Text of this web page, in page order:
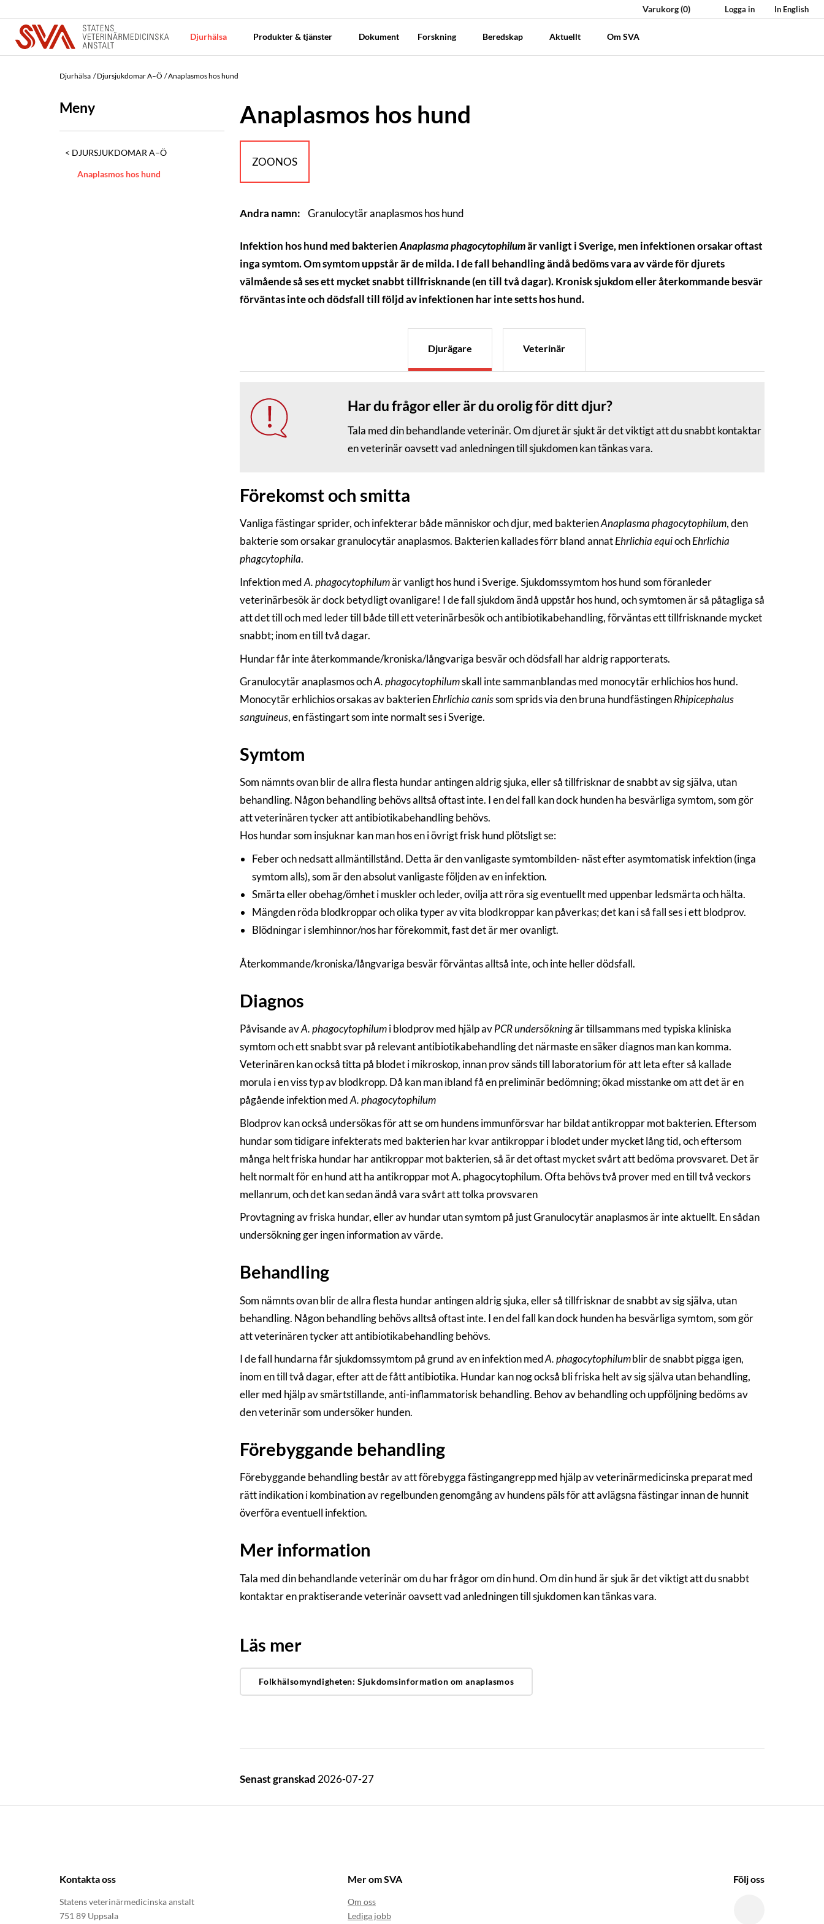
Varukorg(0) Logga in In English
Djurhälsa Produkter & tjänster Dokument Forskning Beredskap Aktuellt Om SVA
Djurhälsa Djursjukdomar A–Ö Anaplasmos hos hund
Meny
DJURSJUKDOMAR A–Ö
Anaplasmos hos hund
Anaplasmos hos hund
ZOONOS
Andra namn: Granulocytär anaplasmos hos hund
Infektion hos hund med bakterienAnaplasma phagocytophilumär vanligt i Sverige, men infektionen orsakar oftast
inga symtom. Om symtom uppstår är de milda. I de fall behandling ändå bedöms vara av värde för djurets
välmående så ses ett mycket snabbt tillfrisknande (en till två dagar). Kronisk sjukdom eller återkommande besvär
förväntas inte och dödsfall till följd av infektionen har inte setts hos hund.
Djurägare Veterinär
Har du frågor eller är du orolig för ditt djur?
Tala med din behandlande veterinär. Om djuret är sjukt är det viktigt att du snabbt kontaktar
en veterinär oavsett vad anledningen till sjukdomen kan tänkas vara.
Förekomst och smitta
Vanliga fästingar sprider, och infekterar både människor och djur, med bakterienAnaplasma phagocytophilum, den
bakterie som orsakar granulocytär anaplasmos. Bakterien kallades förr bland annatEhrlichia equiochEhrlichia
phagcytophila.
Infektion medA. phagocytophilumär vanligt hos hund i Sverige. Sjukdomssymtom hos hund som föranleder
veterinärbesök är dock betydligt ovanligare! I de fall sjukdom ändå uppstår hos hund, och symtomen är så påtagliga så
att det till och med leder till både till ett veterinärbesök och antibiotikabehandling, förväntas ett tillfrisknande mycket
snabbt; inom en till två dagar.
Hundar får inte återkommande/kroniska/långvariga besvär och dödsfall har aldrig rapporterats.
Granulocytär anaplasmos ochA. phagocytophilumskall inte sammanblandas med monocytär erhlichios hos hund.
Monocytär erhlichios orsakas av bakterienEhrlichia canissom sprids via den bruna hundfästingenRhipicephalus
sanguineus, en fästingart som inte normalt ses i Sverige.
Symtom
Som nämnts ovan blir de allra flesta hundar antingen aldrig sjuka, eller så tillfrisknar de snabbt av sig själva, utan
behandling. Någon behandling behövs alltså oftast inte. I en del fall kan dock hunden ha besvärliga symtom, som gör
att veterinären tycker att antibiotikabehandling behövs.
Hos hundar som insjuknar kan man hos en i övrigt frisk hund plötsligt se:
Feber och nedsatt allmäntillstånd. Detta är den vanligaste symtombilden- näst efter asymtomatisk infektion (inga
symtom alls), som är den absolut vanligaste följden av en infektion.
Smärta eller obehag/ömhet i muskler och leder, ovilja att röra sig eventuellt med uppenbar ledsmärta och hälta.
Mängden röda blodkroppar och olika typer av vita blodkroppar kan påverkas; det kan i så fall ses i ett blodprov.
Blödningar i slemhinnor/nos har förekommit, fast det är mer ovanligt.
Återkommande/kroniska/långvariga besvär förväntas alltså inte, och inte heller dödsfall.
Diagnos
Påvisande avA. phagocytophilumi blodprov med hjälp avPCR undersökningär tillsammans med typiska kliniska
symtom och ett snabbt svar på relevant antibiotikabehandling det närmaste en säker diagnos man kan komma.
Veterinären kan också titta på blodet i mikroskop, innan prov sänds till laboratorium för att leta efter så kallade
morula i en viss typ av blodkropp. Då kan man ibland få en preliminär bedömning; ökad misstanke om att det är en
pågående infektion medA. phagocytophilum
Blodprov kan också undersökas för att se om hundens immunförsvar har bildat antikroppar mot bakterien. Eftersom
hundar som tidigare infekterats med bakterien har kvar antikroppar i blodet under mycket lång tid, och eftersom
många helt friska hundar har antikroppar mot bakterien, så är det oftast mycket svårt att bedöma provsvaret. Det är
helt normalt för en hund att ha antikroppar mot A. phagocytophilum. Ofta behövs två prover med en till två veckors
mellanrum, och det kan sedan ändå vara svårt att tolka provsvaren
Provtagning av friska hundar, eller av hundar utan symtom på just Granulocytär anaplasmos är inte aktuellt. En sådan
undersökning ger ingen information av värde.
Behandling
Som nämnts ovan blir de allra flesta hundar antingen aldrig sjuka, eller så tillfrisknar de snabbt av sig själva, utan
behandling. Någon behandling behövs alltså oftast inte. I en del fall kan dock hunden ha besvärliga symtom, som gör
att veterinären tycker att antibiotikabehandling behövs.
I de fall hundarna får sjukdomssymtom på grund av en infektion medA. phagocytophilumblir de snabbt pigga igen,
inom en till två dagar, efter att de fått antibiotika. Hundar kan nog också bli friska helt av sig själva utan behandling,
eller med hjälp av smärtstillande, anti-inflammatorisk behandling. Behov av behandling och uppföljning bedöms av
den veterinär som undersöker hunden.
Förebyggande behandling
Förebyggande behandling består av att förebygga fästingangrepp med hjälp av veterinärmedicinska preparat med
rätt indikation i kombination av regelbunden genomgång av hundens päls för att avlägsna fästingar innan de hunnit
överföra eventuell infektion.
Mer information
Tala med din behandlande veterinär om du har frågor om din hund. Om din hund är sjuk är det viktigt att du snabbt
kontaktar en praktiserande veterinär oavsett vad anledningen till sjukdomen kan tänkas vara.
Läs mer
Folkhälsomyndigheten: Sjukdomsinformation om anaplasmos
Senast granskad 2026-07-27
Kontakta oss
Statens veterinärmedicinska anstalt
751 89 Uppsala
Mer om SVA
Om oss
Lediga jobb
Följ oss